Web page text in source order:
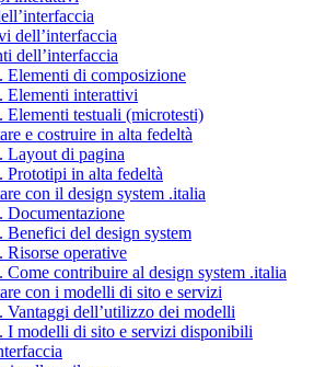
dell’interfaccia
dell’interfaccia
Elementi di composizione
Elementi interattivi
Elementi testuali (microtesti)
e costruire in alta fedeltà
Layout di pagina
Prototipi in alta fedeltà
con il design system .italia
Documentazione
Benefici del design system
Risorse operative
Come contribuire al design system .italia
con i modelli di sito e servizi
Vantaggi dell’utilizzo dei modelli
I modelli di sito e servizi disponibili